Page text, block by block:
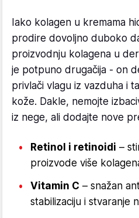
Iako kolagen u kremama
prodire dovoljno duboko
proizvodnju kolagena u
je potpuno drugačija - on
privlači vlagu iz vazduha i
kože. Dakle, nemojte
iz nege, ali dodajte nove
Retinol i retinoidi –
proizvode više
Vitamin C – snažan
stabilizaciju i stvaranje